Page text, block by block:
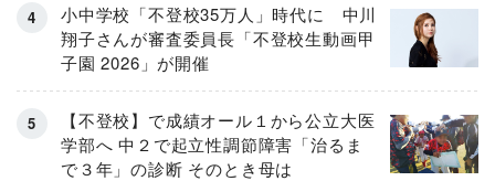
小中学校「不登校35万人」時代に 中川
翔子さんが審査委員長「不登校生動画甲
子園 2026」が開催
【不登校】で成績オール１から公立大医
学部へ 中２で起立性調節障害「治るま
で３年」の診断 そのとき母は